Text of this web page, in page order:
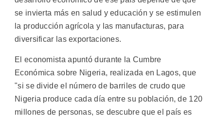
se invierta más en salud y educación y se estimulen
la producción agrícola y las manufacturas, para
diversificar las exportaciones.
El economista apuntó durante la Cumbre
Económica sobre Nigeria, realizada en Lagos, que
"si se divide el número de barriles de crudo que
Nigeria produce cada día entre su población, de 120
millones de personas, se descubre que el país es